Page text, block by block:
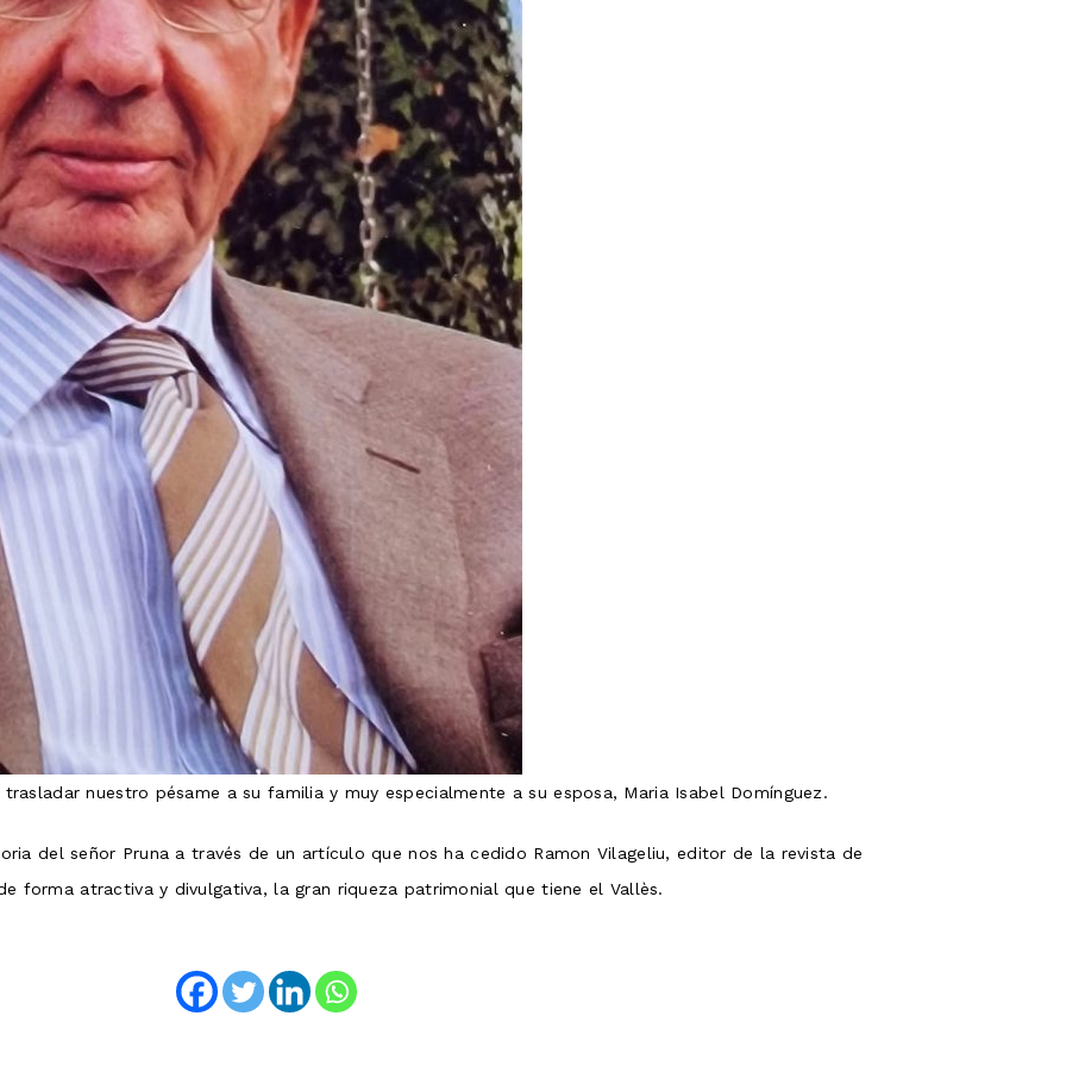
nuestro pésame a su familia y muy especialmente a su esposa, Maria Isabel Domínguez.
del señor Pruna a través de un artículo que nos ha cedido Ramon Vilageliu, editor de la revista de
forma atractiva y divulgativa, la gran riqueza patrimonial que tiene el Vallès.